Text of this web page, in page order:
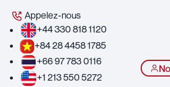
Appelez-nous
+44 330 818 1120
+84 28 4458 1785
+66 97 783 0116
+1 213 550 5272